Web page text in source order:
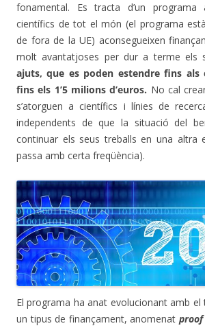
fonamental. Es tracta d’un
científics de tot el món (el programa
de fora de la UE) aconsegueixen
molt avantatjoses per dur a terme els
ajuts, que es poden estendre fins als
fins els 1’5 milions d’euros. No cal
s’atorguen a científics i línies de
independents de que la situació del
continuar els seus treballs en una altra
passa amb certa freqüència).
El programa ha anat evolucionant amb
un tipus de finançament, anomenat